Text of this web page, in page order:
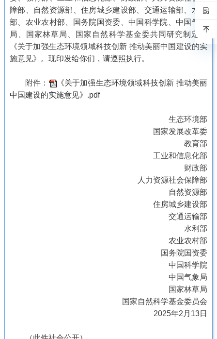
障部、自然资源部、住房城乡建设部、交通运输部、水利
部、农业农村部、国务院国资委、中国科学院、中国气象
局、国家林草局、国家自然科学基金委共同研究制定了
《关于加强生态环境领域科技创新 推动美丽中国建设的实
施意见》。现印发给你们，请遵照执行。
附件：
《关于加强生态环境领域科技创新 推动美丽
中国建设的实施意见》.pdf
生态环境部
国家发展改革委
教育部
工业和信息化部
财政部
人力资源社会保障部
自然资源部
住房城乡建设部
交通运输部
水利部
农业农村部
国务院国资委
中国科学院
中国气象局
国家林草局
国家自然科学基金委员会
2025年2月13日